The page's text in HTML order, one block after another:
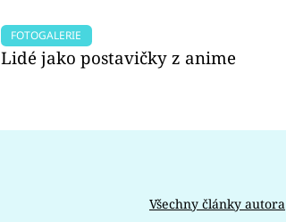
FOTOGALERIE
Lidé jako postavičky z anime
Všechny články autora